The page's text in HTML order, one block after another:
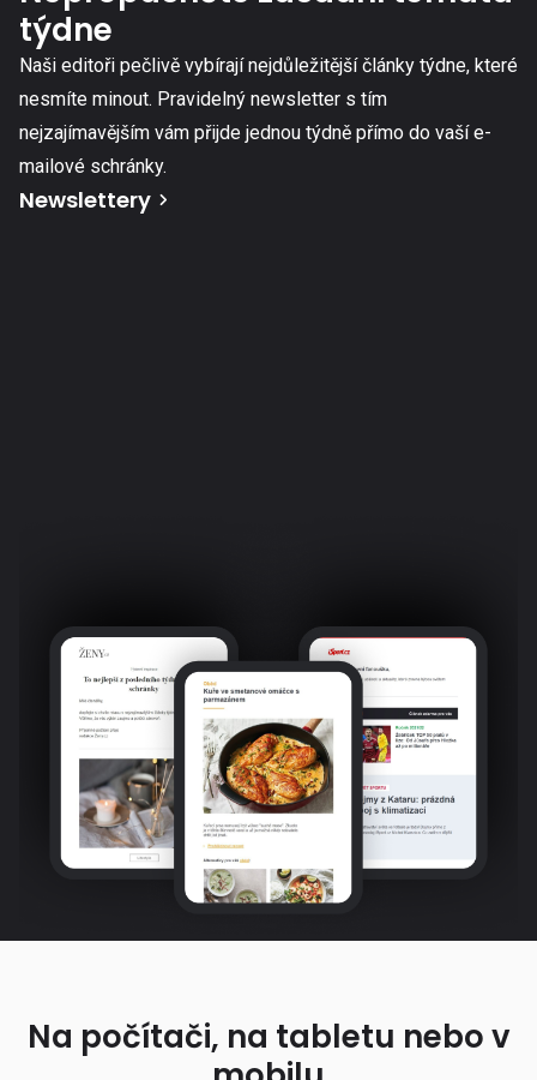
týdne
Naši editoři pečlivě vybírají nejdůležitější články týdne, které
nesmíte minout. Pravidelný newsletter s tím
nejzajímavějším vám přijde jednou týdně přímo do vaší e-
mailové schránky.
Newslettery
Na počítači, na tabletu nebo v